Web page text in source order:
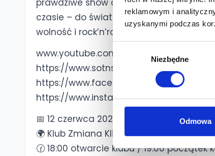
reklamowym i
uzyskanymi podczas
zgody
Niezbędne
Odmowa
prawdziwe show dla fanów
czasie – do świata neonów, skórzanych
wolność i rock’n’roll
www.youtube.com/@StillOfTheNight-
https://www.sotnshow.pl
https://www.facebook.com/SOTNshow
https://www.instagram.com/
📅 12 czerwca 2026 (piątek)
🌍 Klub Zmiana Klimatu, ul. Warszawska
🕜 18:00 otwarcie klubu / 19:00 początek